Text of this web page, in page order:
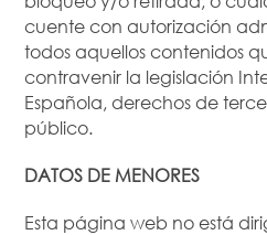
cuente con autorización
todos aquellos contenidos
contravenir la legislación
Española, derechos de
público.
DATOS DE MENORES
Esta página web no está